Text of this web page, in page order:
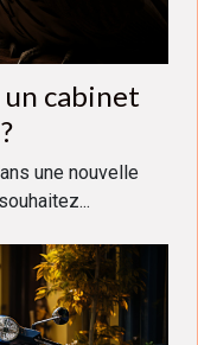
cabinet
une nouvelle